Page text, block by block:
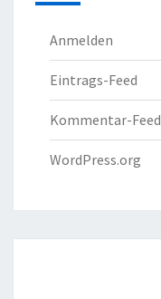
Anmelden
Eintrags-Feed
Kommentar-Feed
WordPress.org